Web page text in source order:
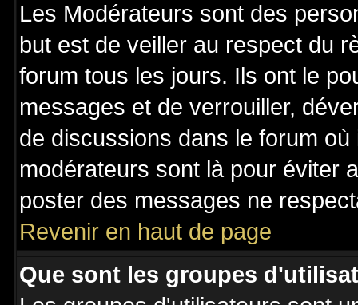
Les Modérateurs sont des
but est de veiller au respect du
forum tous les jours. Ils ont le
messages et de verrouiller,
de discussions dans le forum
modérateurs sont là pour éviter
poster des messages ne
Revenir en haut de page
Que sont les groupes